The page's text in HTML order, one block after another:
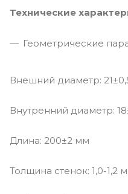
Технические
Геометрические
Внешний диаметр:
Внутренний диаметр:
Длина: 200±2 мм
Толщина стенок: 1,0-1,2